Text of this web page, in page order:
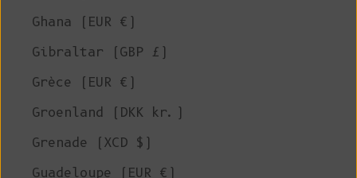
Ghana (EUR €)
Gibraltar (GBP £)
Grèce (EUR €)
Groenland (DKK kr.)
Grenade (XCD $)
Guadeloupe (EUR €)